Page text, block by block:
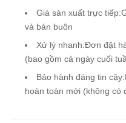
Giá sản xuất trực tiếp:
và bán buôn
Xử lý nhanh:Đơn đặt
(bao gồm cả ngày cuối
Bảo hành đáng tin cậy:
hoàn toàn mới (không có